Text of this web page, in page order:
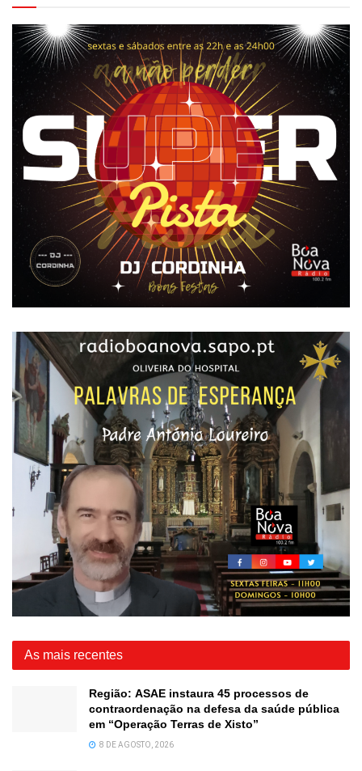
As mais recentes
Região: ASAE instaura 45 processos de
contraordenação na defesa da saúde pública
em “Operação Terras de Xisto”
8 DE AGOSTO, 2026